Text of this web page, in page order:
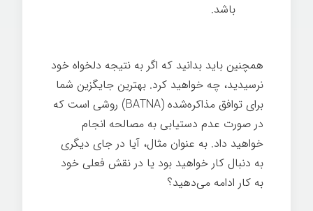
باشد.
همچنین باید بدانید که اگر به نتیجه دلخواه خود
نرسیدید، چه خواهید کرد. بهترین جایگزین شما
برای توافق مذاکره‌شده (BATNA) روشی است که
در صورت عدم دستیابی به مصالحه انجام
خواهید داد. به عنوان مثال، آیا در جای دیگری
به دنبال کار خواهید بود یا در نقش فعلی خود
به کار ادامه می‌دهید؟